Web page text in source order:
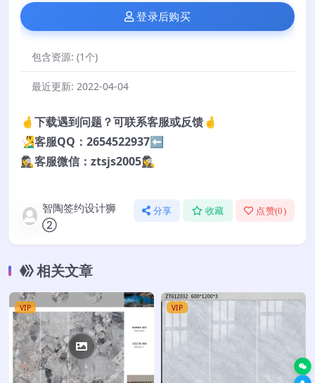
登录后购买
包含资源: (1个)
最近更新: 2022-04-04
🤞下载遇到问题？可联系客服或反馈🤞
🧏‍♂️客服QQ：2654522937⬅️
🕵️‍♀️客服微信：ztsjs2005🕵️‍♀️
智陶签约设计狮
②
分享 收藏 点赞(0)
相关文章
VIP VIP